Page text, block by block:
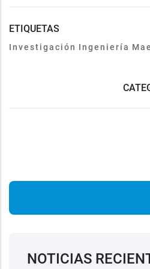
ETIQUETAS
Investigación Ingeniería
NOTICIAS